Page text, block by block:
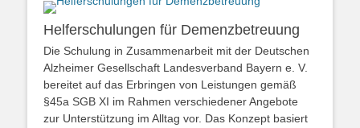
Helferschulungen für Demenzbetreuung
Die Schulung in Zusammenarbeit mit der Deutschen
Alzheimer Gesellschaft Landesverband Bayern e. V.
bereitet auf das Erbringen von Leistungen gemäß
§45a SGB XI im Rahmen verschiedener Angebote
zur Unterstützung im Alltag vor. Das Konzept basiert